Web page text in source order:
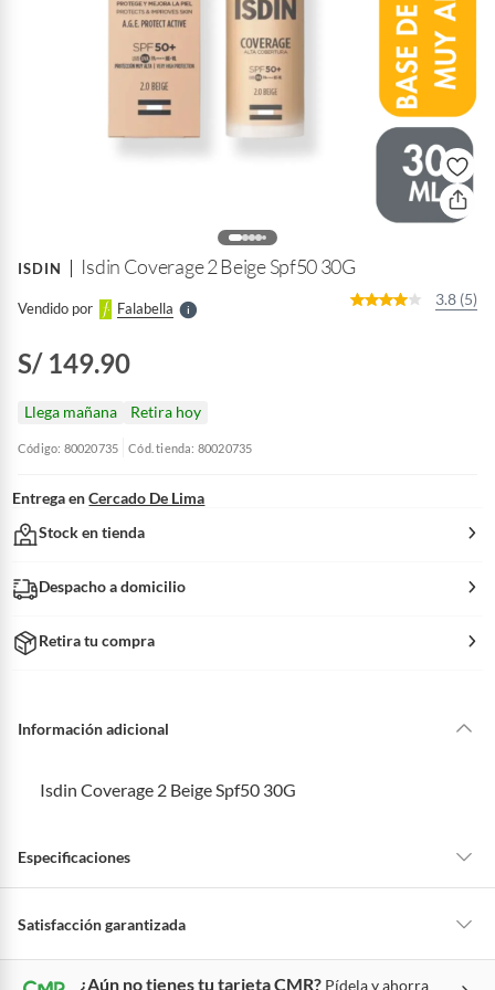
ISDIN Isdin Coverage 2 Beige Spf50 30G
Vendido por FalabellaS
l
3.8 (5)
S/ 149.90
Llega mañana Retira hoy
Código: 80020735 Cód. tienda: 80020735
Entrega en Cercado De Lima
Stock en tienda
Despacho a domicilio
Retira tu compra
Información adicional
Isdin Coverage 2 Beige Spf50 30G
Especificaciones
Condicion del
Satisfacción garantizada
La mayoría de los productos tienen30 días desde que los recibes para
¿Aún no tienes tu tarjeta CMR? Pídela y ahorra